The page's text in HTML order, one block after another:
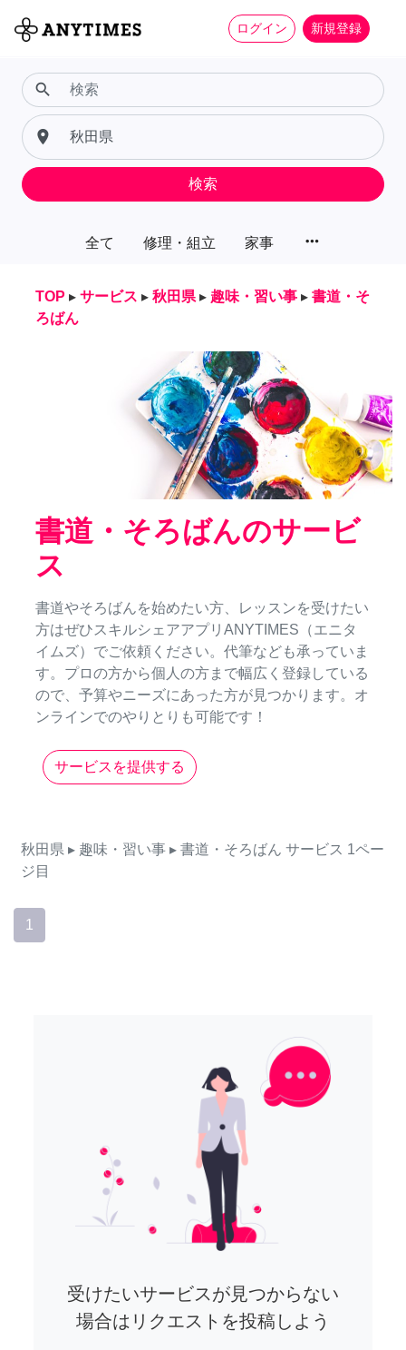
ログイン 新規登録
全て 修理・組立 家事 more_horiz
search
place
検索
TOP ▸ サービス ▸ 秋田県 ▸ 趣味・習い事 ▸ 書道・そ
ろばん
書道・そろばんのサービ
ス
書道やそろばんを始めたい方、レッスンを受けたい
方はぜひスキルシェアアプリANYTIMES（エニタ
イムズ）でご依頼ください。代筆なども承っていま
す。プロの方から個人の方まで幅広く登録している
ので、予算やニーズにあった方が見つかります。オ
ンラインでのやりとりも可能です！
サービスを提供する
秋田県 ▸ 趣味・習い事 ▸ 書道・そろばん サービス 1ペー
ジ目
1
受けたいサービスが見つからない
場合はリクエストを投稿しよう